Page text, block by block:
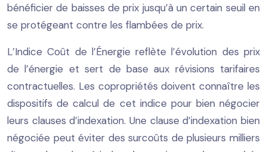
bénéficier de baisses de prix jusqu’à un certain seuil en
se protégeant contre les flambées de prix.
L’Indice Coût de l’Énergie reflète l’évolution des prix
de l’énergie et sert de base aux révisions tarifaires
contractuelles. Les copropriétés doivent connaître les
dispositifs de calcul de cet indice pour bien négocier
leurs clauses d’indexation. Une clause d’indexation bien
négociée peut éviter des surcoûts de plusieurs milliers